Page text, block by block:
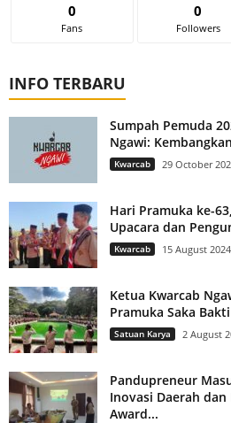
0
Fans
0
Followers
INFO TERBARU
Sumpah Pemuda
Ngawi:
Kwarcab 29 October
Hari Pramuka ke-
Upacara dan
Kwarcab 15 August 2024
Ketua Kwarcab
Pramuka Saka
Satuan Karya 2 August
Pandupreneur
Inovasi Daerah
Award...